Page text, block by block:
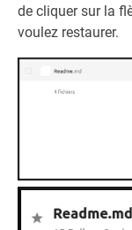
de cliquer sur la
voulez restaurer.